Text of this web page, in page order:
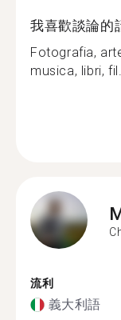
我喜歡談論的
Fotografia,
musica, libri,
流利
義大利語